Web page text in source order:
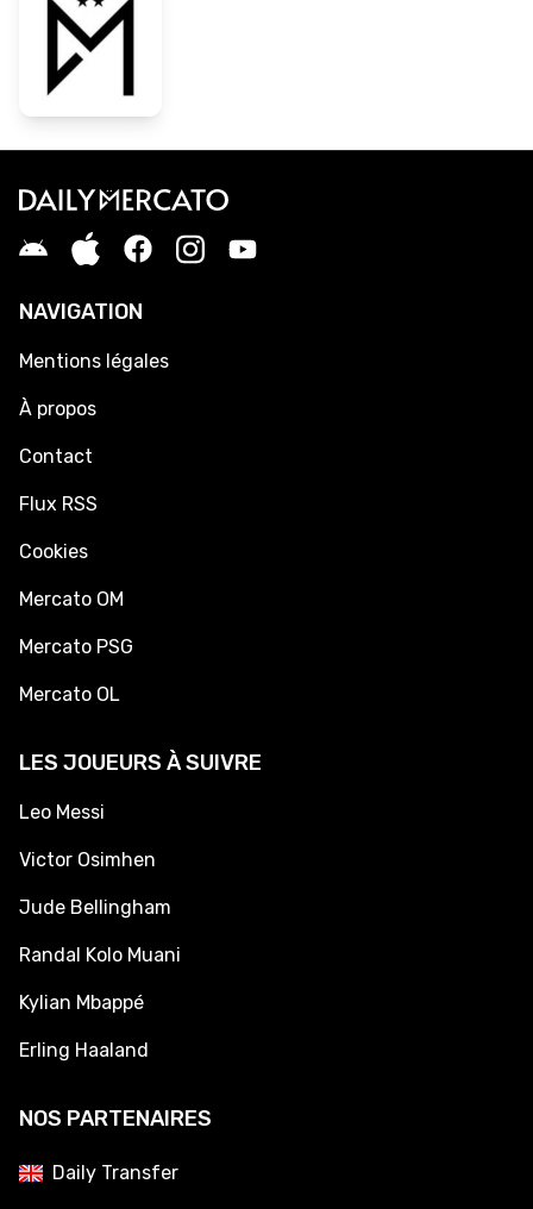
NAVIGATION
Mentions légales
À propos
Contact
Flux RSS
Cookies
Mercato OM
Mercato PSG
Mercato OL
LES JOUEURS À SUIVRE
Leo Messi
Victor Osimhen
Jude Bellingham
Randal Kolo Muani
Kylian Mbappé
Erling Haaland
NOS PARTENAIRES
Daily Transfer